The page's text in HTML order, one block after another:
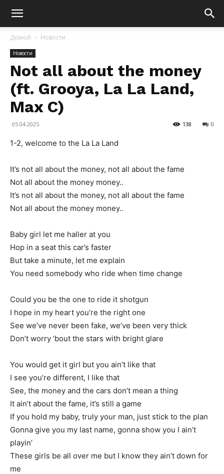
Домой Новости
Новости
Not all about the money
(ft. Grooya, La La Land,
Max C)
05.04.2025 0
138
1-2, welcome to the La La Land
It’s not all about the money, not all about the fame
Not all about the money money..
It’s not all about the money, not all about the fame
Not all about the money money..
Baby girl let me haller at you
Hop in a seat this car’s faster
But take a minute, let me explain
You need somebody who ride when time change
Could you be the one to ride it shotgun
I hope in my heart you’re the right one
See we’ve never been fake, we’ve been very thick
Don’t worry ‘bout the stars with bright glare
You would get it girl but you ain’t like that
I see you’re different, I like that
See, the money and the cars don’t mean a thing
It ain’t about the fame, it’s still a game
If you hold my baby, truly your man, just stick to the plan
Gonna give you my last name, gonna show you I ain’t
playin’
These girls be all over me but I know they ain’t down for
me